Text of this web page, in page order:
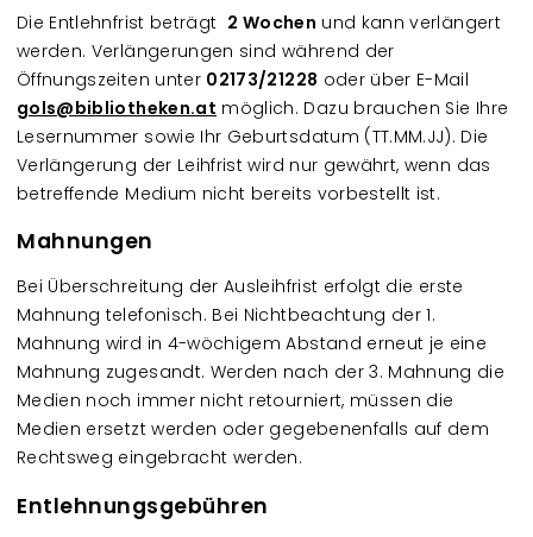
Die Entlehnfrist beträgt 2 Wochen und kann verlängert
werden. Verlängerungen sind während der
Öffnungszeiten unter 02173/21228 oder über E-Mail
gols@bibliotheken.at möglich. Dazu brauchen Sie Ihre
Lesernummer sowie Ihr Geburtsdatum (TT.MM.JJ). Die
Verlängerung der Leihfrist wird nur gewährt, wenn das
betreffende Medium nicht bereits vorbestellt ist.
Mahnungen
Bei Überschreitung der Ausleihfrist erfolgt die erste
Mahnung telefonisch. Bei Nichtbeachtung der 1.
Mahnung wird in 4-wöchigem Abstand erneut je eine
Mahnung zugesandt. Werden nach der 3. Mahnung die
Medien noch immer nicht retourniert, müssen die
Medien ersetzt werden oder gegebenenfalls auf dem
Rechtsweg eingebracht werden.
Entlehnungsgebühren